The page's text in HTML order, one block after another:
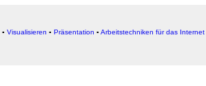
▪ Visualisieren ▪ Präsentation ▪ Arbeitstechniken für das Internet